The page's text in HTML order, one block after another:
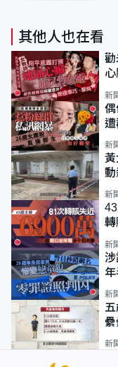
其他人也在看
新
新
斃
新
新
新
新